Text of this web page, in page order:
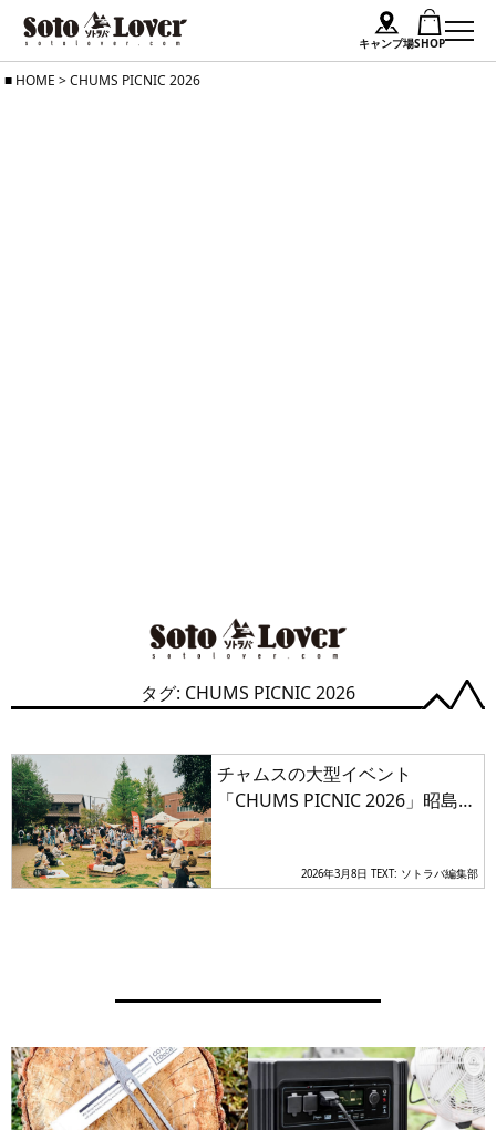
キャンプ場SHOP
SkipHOME >CHUMS PICNIC 2026
タグ: CHUMS PICNIC 2026
チャムスの大型イベント
「CHUMS PICNIC 2026」昭島で
2026年3月8日 TEXT: ソトラバ編集部